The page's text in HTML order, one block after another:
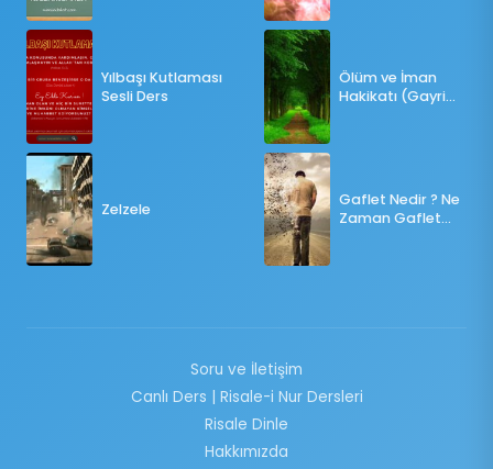
Yılbaşı Kutlaması
Sesli Ders
Zelzele
Ölüm ve İman
Hakikatı (Gayri
Gaflet Nedir ? Ne
Zaman Gaflet
Soru ve İletişim
Canlı Ders | Risale-i Nur Dersleri
Risale Dinle
Hakkımızda